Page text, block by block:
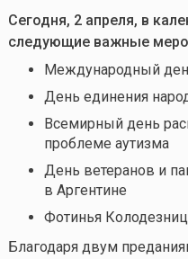
Сегодня, 2 апреля, в
следующие важные
Международный
День единения
Всемирный день
проблеме аутизма
День ветеранов и
в Аргентине
Фотинья
Благодаря двум